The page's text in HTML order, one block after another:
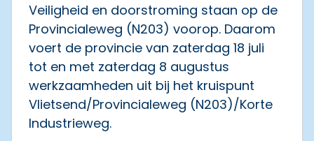
Veiligheid en doorstroming staan op de
Provincialeweg (N203) voorop. Daarom
voert de provincie van zaterdag 18 juli
tot en met zaterdag 8 augustus
werkzaamheden uit bij het kruispunt
Vlietsend/Provincialeweg (N203)/Korte
Industrieweg.